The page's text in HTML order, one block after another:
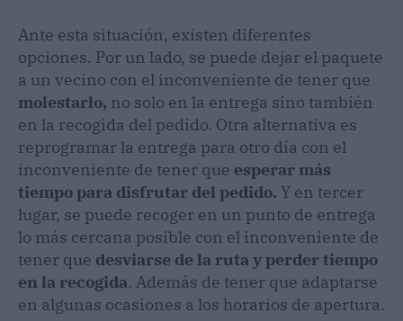
Ante esta situación, existen diferentes
opciones. Por un lado, se puede dejar el paquete
a un vecino con el inconveniente de tener que
molestarlo, no solo en la entrega sino también
en la recogida del pedido. Otra alternativa es
reprogramar la entrega para otro día con el
inconveniente de tener que esperar más
tiempo para disfrutar del pedido. Y en tercer
lugar, se puede recoger en un punto de entrega
lo más cercana posible con el inconveniente de
tener que desviarse de la ruta y perder tiempo
en la recogida. Además de tener que adaptarse
en algunas ocasiones a los horarios de apertura.